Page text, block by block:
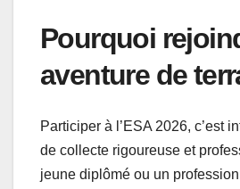
Pourquoi
aventure de
Participer à l’ESA 2026, c’est
de collecte rigoureuse et
jeune diplômé ou un